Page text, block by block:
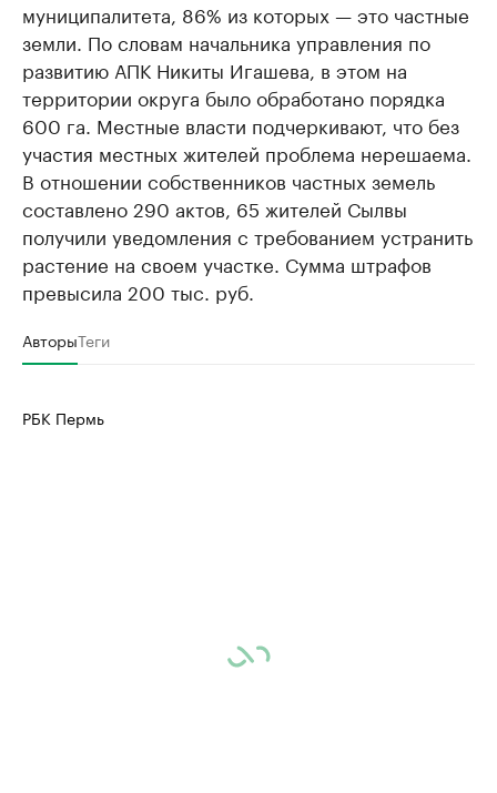
муниципалитета, 86% из которых — это частные
земли. По словам начальника управления по
развитию АПК Никиты Игашева, в этом на
территории округа было обработано порядка
600 га. Местные власти подчеркивают, что без
участия местных жителей проблема нерешаема.
В отношении собственников частных земель
составлено 290 актов, 65 жителей Сылвы
получили уведомления с требованием устранить
растение на своем участке. Сумма штрафов
превысила 200 тыс. руб.
АвторыТеги
РБК Пермь